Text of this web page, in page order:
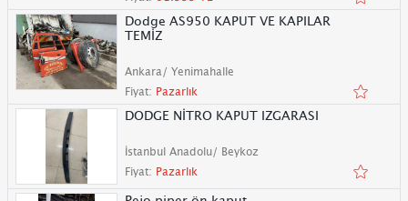
Dodge AS950 KAPUT VE KAPILAR
TEMİZ
Ankara/ Yenimahalle
Fiyat: Pazarlık
DODGE NİTRO KAPUT IZGARASI
İstanbul Anadolu/ Beykoz
Fiyat: Pazarlık